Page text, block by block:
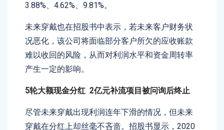
3.88%、4.62%、9.81%。
未来穿戴也在招股书中表示，若未来客户财务状
况恶化，该公司将面临部分客户所欠的应收账款
难以收回的风险，从而对利润水平和资金周转率
产生一定的影响。
5轮大额现金分红 2亿元补流项目被问询后终止
尽管未来穿戴出现利润连年下滑的情况，但未来
穿戴在分红上却丝毫不吝啬。招股书显示，2020